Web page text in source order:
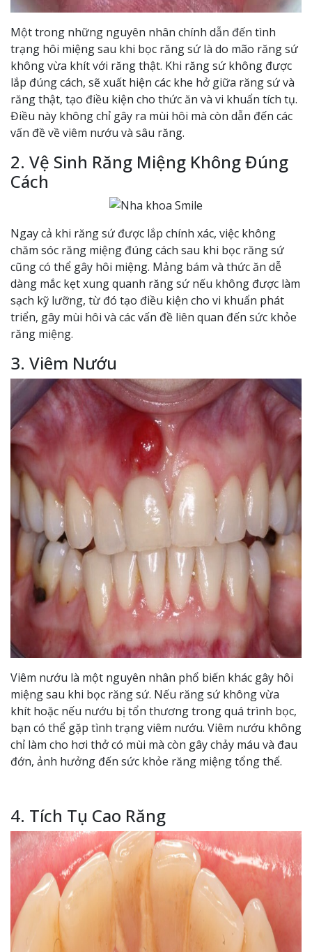
Một trong những nguyên nhân chính dẫn đến tình
trạng hôi miệng sau khi bọc răng sứ là do mão răng sứ
không vừa khít với răng thật. Khi răng sứ không được
lắp đúng cách, sẽ xuất hiện các khe hở giữa răng sứ và
răng thật, tạo điều kiện cho thức ăn và vi khuẩn tích tụ.
Điều này không chỉ gây ra mùi hôi mà còn dẫn đến các
vấn đề về viêm nướu và sâu răng.
2. Vệ Sinh Răng Miệng Không Đúng
Cách
Ngay cả khi răng sứ được lắp chính xác, việc không
chăm sóc răng miệng đúng cách sau khi bọc răng sứ
cũng có thể gây hôi miệng. Mảng bám và thức ăn dễ
dàng mắc kẹt xung quanh răng sứ nếu không được làm
sạch kỹ lưỡng, từ đó tạo điều kiện cho vi khuẩn phát
triển, gây mùi hôi và các vấn đề liên quan đến sức khỏe
răng miệng.
3. Viêm Nướu
Viêm nướu là một nguyên nhân phổ biến khác gây hôi
miệng sau khi bọc răng sứ. Nếu răng sứ không vừa
khít hoặc nếu nướu bị tổn thương trong quá trình bọc,
bạn có thể gặp tình trạng viêm nướu. Viêm nướu không
chỉ làm cho hơi thở có mùi mà còn gây chảy máu và đau
đớn, ảnh hưởng đến sức khỏe răng miệng tổng thể.
4. Tích Tụ Cao Răng